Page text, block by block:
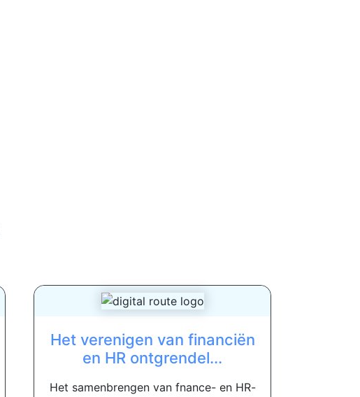
Het verenigen van financiën
en HR ontgrendel...
Het samenbrengen van fnance- en HR-